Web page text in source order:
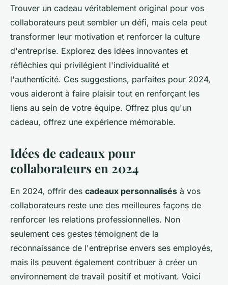
Des idées de cadeaux
originales pour vos
collaborateurs en 2024
Maxime•2 novembre 2024• 6 min de lecture
Trouver un cadeau véritablement original pour vos
collaborateurs peut sembler un défi, mais cela peut
transformer leur motivation et renforcer la culture
d'entreprise. Explorez des idées innovantes et
réfléchies qui privilégient l'individualité et
l'authenticité. Ces suggestions, parfaites pour 2024,
vous aideront à faire plaisir tout en renforçant les
liens au sein de votre équipe. Offrez plus qu'un
cadeau, offrez une expérience mémorable.
Idées de cadeaux pour
collaborateurs en 2024
En 2024, offrir des cadeaux personnalisés à vos
collaborateurs reste une des meilleures façons de
renforcer les relations professionnelles. Non
seulement ces gestes témoignent de la
reconnaissance de l'entreprise envers ses employés,
mais ils peuvent également contribuer à créer un
environnement de travail positif et motivant. Voici